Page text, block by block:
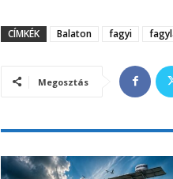
CÍMKÉK Balaton fagyi
Megosztás